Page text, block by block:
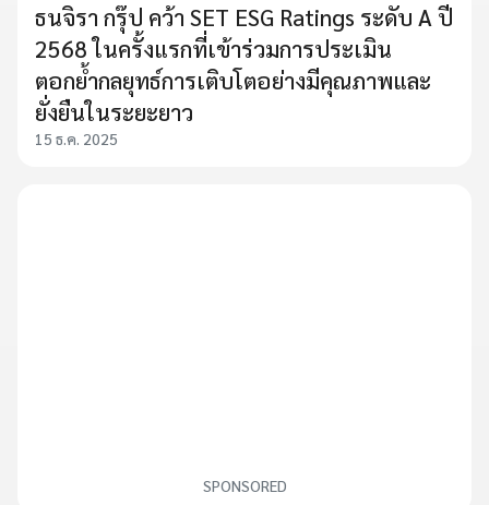
ธนจิรา กรุ๊ป คว้า SET ESG Ratings ระดับ A ปี
2568 ในครั้งแรกที่เข้าร่วมการประเมิน
ตอกย้ำกลยุทธ์การเติบโตอย่างมีคุณภาพและ
ยั่งยืนในระยะยาว
15 ธ.ค. 2025
SPONSORED